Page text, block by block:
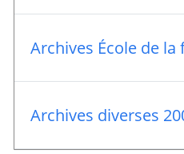
Archives École de la
Archives diverses